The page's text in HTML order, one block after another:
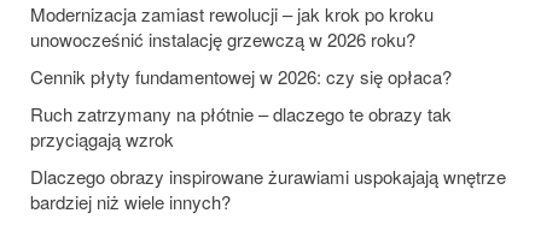
Modernizacja zamiast rewolucji – jak krok po kroku
unowocześnić instalację grzewczą w 2026 roku?
Cennik płyty fundamentowej w 2026: czy się opłaca?
Ruch zatrzymany na płótnie – dlaczego te obrazy tak
przyciągają wzrok
Dlaczego obrazy inspirowane żurawiami uspokajają wnętrze
bardziej niż wiele innych?